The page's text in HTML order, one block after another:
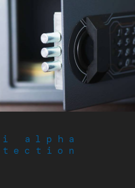
alpha